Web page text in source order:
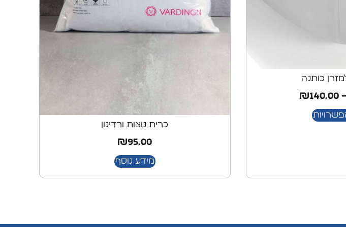
כותנה
–
₪140.00
כרית נוצות ורדינון
₪95.00
מידע נוסף